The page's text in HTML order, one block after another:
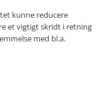
kunne reducere
et vigtigt skridt i retning
med bl.a.